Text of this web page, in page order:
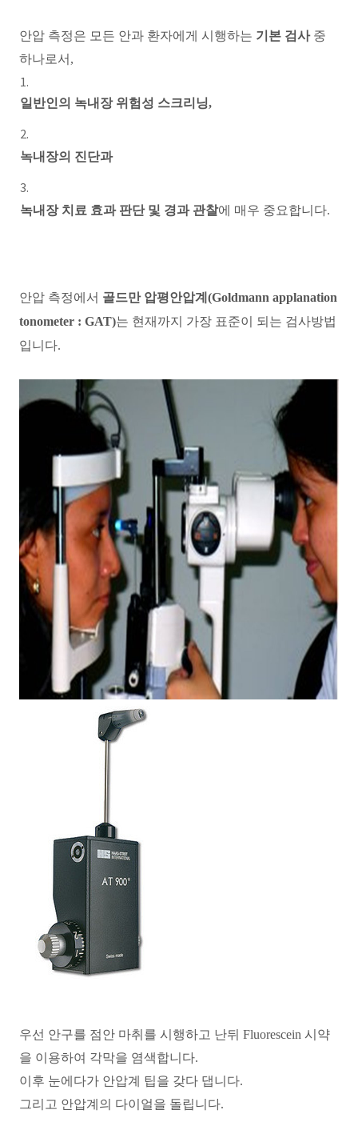
안압 측정은 모든 안과 환자에게 시행하는 기본 검사중
하나로서,
일반인의 녹내장 위험성 스크리닝,
녹내장의 진단과
녹내장 치료 효과 판단 및 경과 관찰에 매우 중요합니다.
안압 측정에서 골드만 압평안압계(Goldmann applanation
tonometer : GAT)는 현재까지 가장 표준이 되는 검사방법
입니다.
우선 안구를 점안 마취를 시행하고 난뒤 Fluorescein 시약
을 이용하여 각막을 염색합니다.
이후 눈에다가 안압계 팁을 갖다 댑니다.
그리고 안압계의 다이얼을 돌립니다.